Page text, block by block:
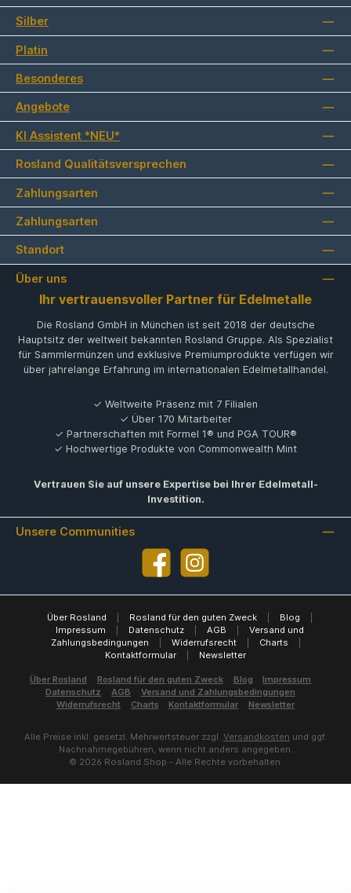
Silber
Platin
Besonderes
Angebote
KI Assistent *NEU*
Rosland Qualitätsversprechen
Zahlungsarten
Zahlungsarten
Standort
Über uns
Ihr vertrauensvoller Partner für Edelmetalle
Die Rosland GmbH in München ist seit 2018 der deutsche
Hauptsitz der weltweit bekannten Rosland Gruppe. Als Spezialist
für Sammlermünzen und exklusive Premiumprodukte verfügen wir
über jahrelange Erfahrung im internationalen Edelmetallhandel.
✓ Weltweite Präsenz mit 7 Filialen
✓ Über 170 Mitarbeiter
✓ Partnerschaften mit Formel 1® und PGA TOUR®
✓ Hochwertige Produkte von Commonwealth Mint
Vertrauen Sie auf unsere Expertise bei Ihrer Edelmetall-
Investition.
Unsere Communities
Facebook Instagram
Über Rosland Rosland für den guten Zweck Blog
Impressum
Datenschutz AGB
Versand und
Zahlungsbedingungen
Widerrufsrecht Charts
Kontaktformular
Newsletter
Über Rosland Rosland für den guten Zweck Blog
Impressum
Datenschutz
AGB
Versand und Zahlungsbedingungen
Widerrufsrecht
Charts Kontaktformular Newsletter
Alle Preise inkl. gesetzl. Mehrwertsteuer zzgl. Versandkosten und ggf.
Nachnahmegebühren, wenn nicht anders angegeben.
© 2026 Rosland Shop - Alle Rechte vorbehalten.